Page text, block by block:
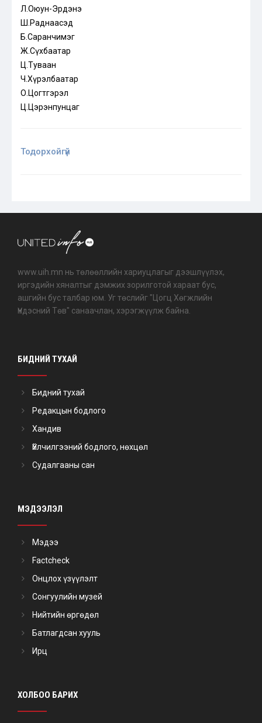
Л.Оюун-Эрдэнэ
Ш.Раднаасэд
Б.Саранчимэг
Ж.Сүхбаатар
Ц.Туваан
Ч.Хүрэлбаатар
О.Цогтгэрэл
Ц.Цэрэнпунцаг
Тодорхойгүй
www.uih.mn нь төлөөллийн хариуцлагыг дээшлүүлэх,
иргэдийн хяналтыг дэмжих зорилготой хараат бус,
ашгийн бус талбар юм. Уг төслийг "Цогц Хөгжлийн
Үндэсний Төв" санаачлан, хэрэгжүүлж байна.
БИДНИЙ ТУХАЙ
Бидний тухай
Редакцын бодлого
Хандив
Үйлчилгээний бодлого, нөхцөл
Судалгааны сан
МЭДЭЭЛЭЛ
Мэдээ
Factcheck
Онцлох үзүүлэлт
Сонгуулийн музей
Нийтийн өргөдөл
Батлагдсан хууль
Ирц
ХОЛБОО БАРИХ